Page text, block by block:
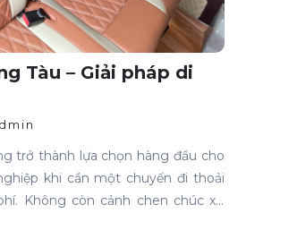
Tàu – Giải pháp di
trở thành lựa chọn hàng đầu cho
khi cần một chuyến đi thoải
Không còn cảnh chen chúc xe